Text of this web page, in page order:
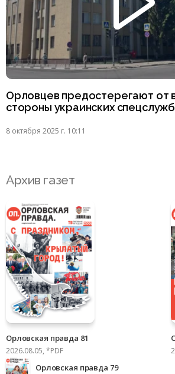
Орловцев предостерегают от
стороны украинских спецслужб
8 октября 2025 г. 10:11
Архив газет
Орловская правда 81
2026.08.05, *PDF
Орловская правда 79